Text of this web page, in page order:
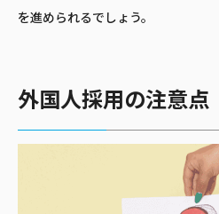
を進められるでしょう。
外国人採用の注意点